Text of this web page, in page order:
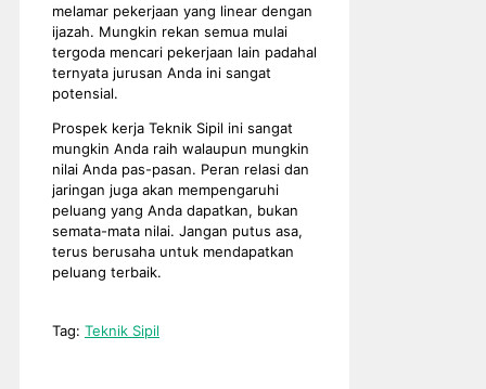
melamar pekerjaan yang linear dengan
ijazah. Mungkin rekan semua mulai
tergoda mencari pekerjaan lain padahal
ternyata jurusan Anda ini sangat
potensial.
Prospek kerja Teknik Sipil ini sangat
mungkin Anda raih walaupun mungkin
nilai Anda pas-pasan. Peran relasi dan
jaringan juga akan mempengaruhi
peluang yang Anda dapatkan, bukan
semata-mata nilai. Jangan putus asa,
terus berusaha untuk mendapatkan
peluang terbaik.
Tag: Teknik Sipil